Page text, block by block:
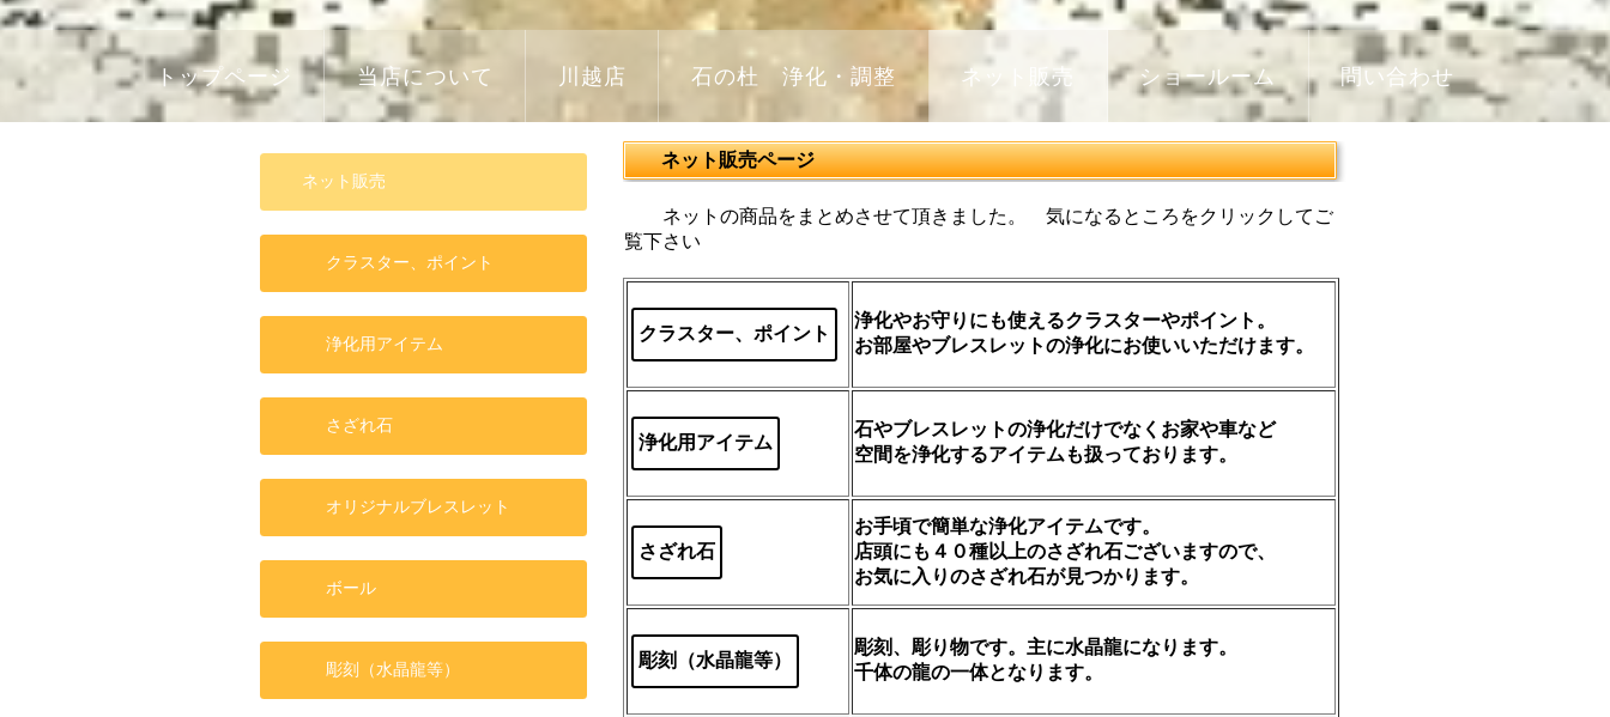
トップページ 当店について 川越店 石の杜 浄化・調整 ネット販売 ショールーム 問い合わせ
ネット販売
クラスター、ポイント
浄化用アイテム
さざれ石
オリジナルブレスレット
ボール
彫刻（水晶龍等）
ネット販売ページ
ネットの商品をまとめさせて頂きました。 気になるところをクリックしてご
覧下さい
クラスター、ポイント
浄化やお守りにも使えるクラスターやポイント。
お部屋やブレスレットの浄化にお使いいただけます。
浄化用アイテム
石やブレスレットの浄化だけでなくお家や車など
空間を浄化するアイテムも扱っております。
さざれ石
お手頃で簡単な浄化アイテムです。
店頭にも４０種以上のさざれ石ございますので、
お気に入りのさざれ石が見つかります。
彫刻（水晶龍等）
彫刻、彫り物です。主に水晶龍になります。
千体の龍の一体となります。